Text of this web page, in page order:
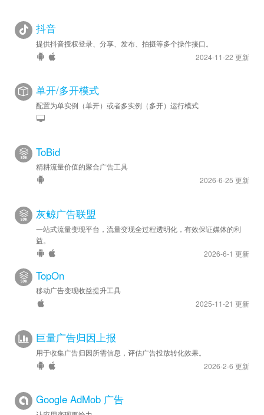
抖音
提供抖音授权登录、分享、发布、拍摄等多个操作接口。
2024-11-22 更新
单开/多开模式
配置为单实例（单开）或者多实例（多开）运行模式
ToBid
精耕流量价值的聚合广告工具
2026-6-25 更新
灰鲸广告联盟
一站式流量变现平台，流量变现全过程透明化，有效保证媒体的利
益。
2026-6-1 更新
TopOn
移动广告变现收益提升工具
2025-11-21 更新
巨量广告归因上报
用于收集广告归因所需信息，评估广告投放转化效果。
2026-2-6 更新
Google AdMob 广告